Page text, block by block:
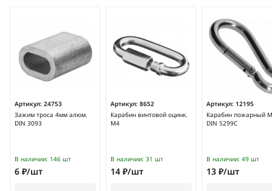
Артикул: 24753
Зажим троса 4мм алюм.
DIN 3093
В наличии: 146 шт
6 ₽/шт
Артикул: 8652
Карабин винтовой оцинк.
М4
В наличии: 31 шт
14 ₽/шт
Артикул: 12195
Карабин пожарный
DIN 5299С
В наличии: 49 шт
13 ₽/шт